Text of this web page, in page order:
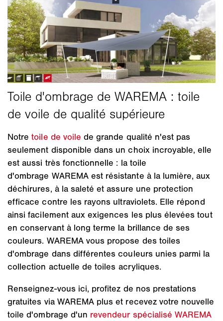
Notretoile de voile de grande qualité n'est pas
seulement disponible dans un choix incroyable, elle
est aussi très fonctionnelle : la toile
d'ombrage WAREMA est résistante à la lumière, aux
déchirures, à la saleté et assure une protection
efficace contre les rayons ultraviolets. Elle répond
ainsi facilement aux exigences les plus élevées tout
en conservant à long terme la brillance de ses
couleurs. WAREMA vous propose des toiles
d'ombrage dans différentes couleurs unies parmi la
collection actuelle de toiles acryliques.
Renseignez-vous ici, profitez de nos prestations
gratuites via WAREMA plus et recevez votre nouvelle
toile d'ombrage d'un revendeur spécialisé WAREMA